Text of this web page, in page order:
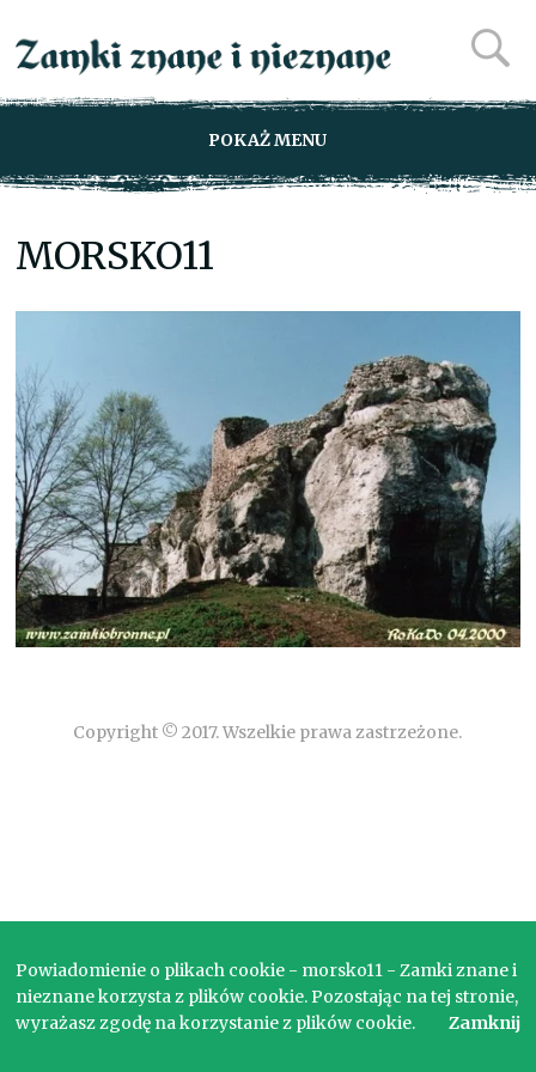
POKAŻ MENU
MORSKO11
Copyright © 2017. Wszelkie prawa zastrzeżone.
Powiadomienie o plikach cookie - morsko11 - Zamki znane i
nieznane korzysta z plików cookie. Pozostając na tej stronie,
wyrażasz zgodę na korzystanie z plików cookie.
Zamknij